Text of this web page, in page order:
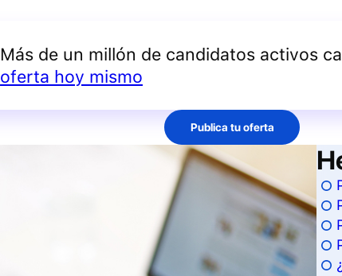
Más de un millón de candidatos activos
oferta hoy mismo
Publica tu oferta